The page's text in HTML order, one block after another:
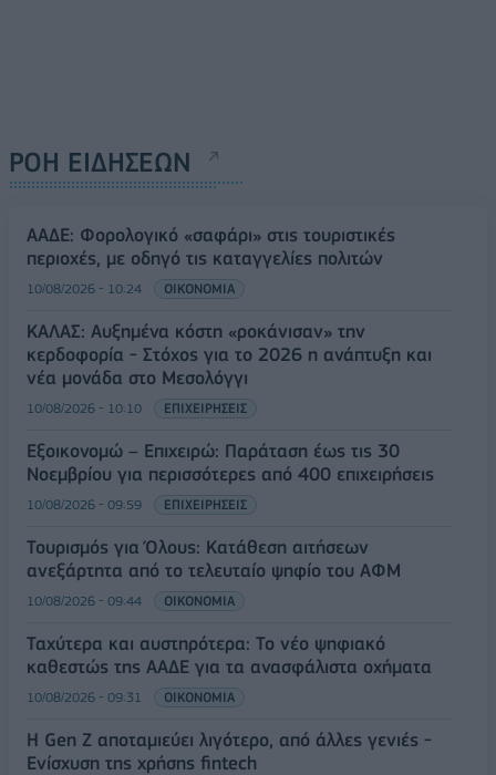
ΡΟΗ ΕΙΔΗΣΕΩΝ
ΑΑΔΕ: Φορολογικό «σαφάρι» στις τουριστικές
περιοχές, με οδηγό τις καταγγελίες πολιτών
10/08/2026 - 10:24 ΟΙΚΟΝΟΜΙΑ
ΚΑΛΑΣ: Αυξημένα κόστη «ροκάνισαν» την
κερδοφορία - Στόχος για το 2026 η ανάπτυξη και
νέα μονάδα στο Μεσολόγγι
10/08/2026 - 10:10 ΕΠΙΧΕΙΡΗΣΕΙΣ
Εξοικονομώ – Επιχειρώ: Παράταση έως τις 30
Νοεμβρίου για περισσότερες από 400 επιχειρήσεις
10/08/2026 - 09:59 ΕΠΙΧΕΙΡΗΣΕΙΣ
Τουρισμός για Όλους: Kατάθεση αιτήσεων
ανεξάρτητα από το τελευταίο ψηφίο του ΑΦΜ
10/08/2026 - 09:44 ΟΙΚΟΝΟΜΙΑ
Ταχύτερα και αυστηρότερα: Το νέο ψηφιακό
καθεστώς της ΑΑΔΕ για τα ανασφάλιστα οχήματα
10/08/2026 - 09:31 ΟΙΚΟΝΟΜΙΑ
Η Gen Z αποταμιεύει λιγότερο, από άλλες γενιές -
Ενίσχυση της χρήσης fintech